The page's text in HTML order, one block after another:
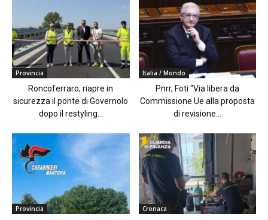
Provincia
Roncoferraro, riapre in
sicurezza il ponte di Governolo
dopo il restyling...
Italia / Mondo
Pnrr, Foti “Via libera da
Commissione Ue alla proposta
di revisione...
Provincia Cronaca